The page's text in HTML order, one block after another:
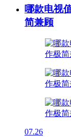
哪款电视
简兼顾
07.26